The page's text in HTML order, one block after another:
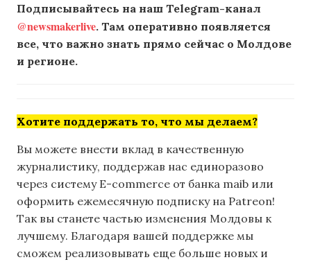
Подписывайтесь на наш Telegram-канал
@newsmakerlive. Там оперативно появляется
все, что важно знать прямо сейчас о Молдове
и регионе.
Хотите поддержать то, что мы делаем?
Вы можете внести вклад в качественную
журналистику, поддержав нас единоразово
через систему E-commerce от банка maib или
оформить ежемесячную подписку на Patreon!
Так вы станете частью изменения Молдовы к
лучшему. Благодаря вашей поддержке мы
сможем реализовывать еще больше новых и